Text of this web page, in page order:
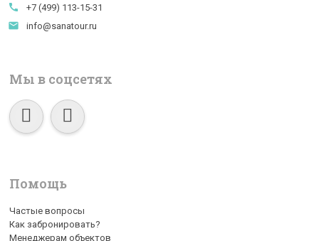
call +7 (499) 113-15-31
email info@sanatour.ru
Мы в соцсетях
Помощь
Частые вопросы
Как забронировать?
Менеджерам объектов